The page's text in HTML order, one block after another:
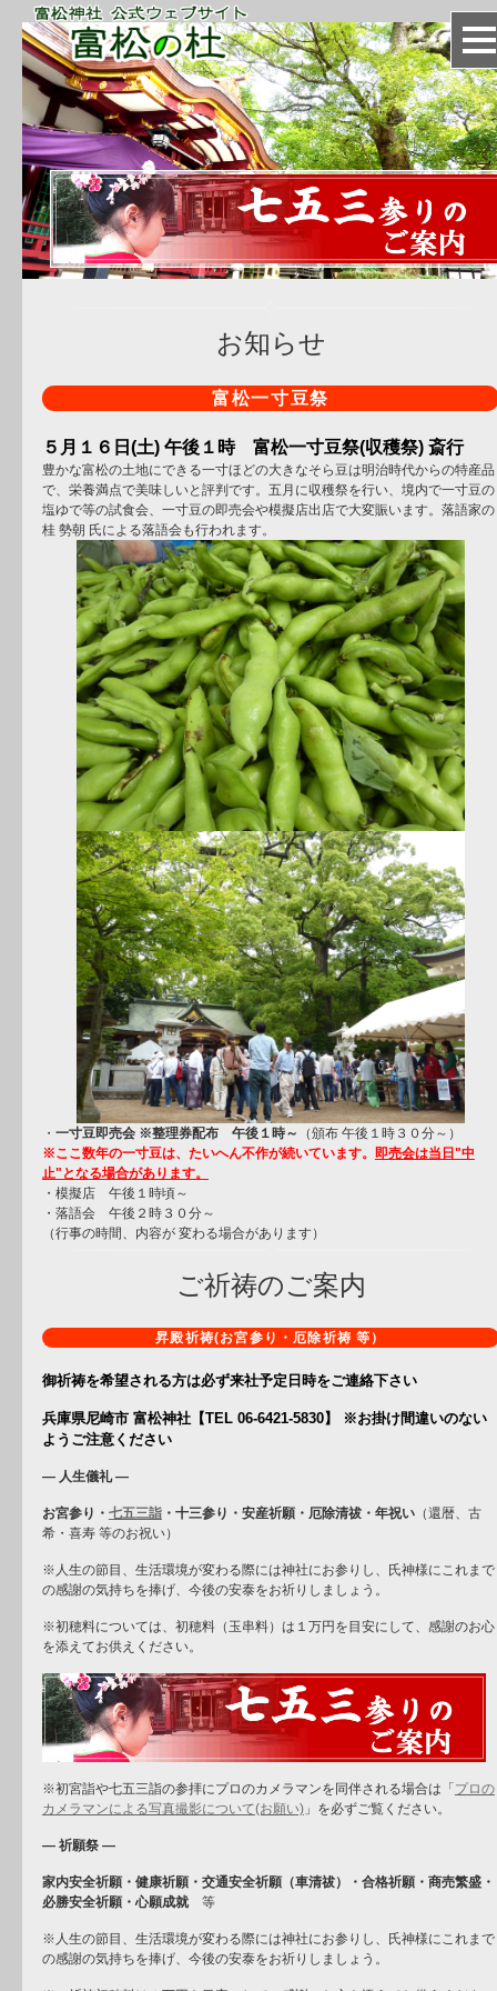
お知らせ
富松一寸豆祭
５月１６日(土) 午後１時 富松一寸豆祭(収穫祭) 斎行
豊かな富松の土地にできる一寸ほどの大きなそら豆は明治時代からの特産品
で、栄養満点で美味しいと評判です。五月に収穫祭を行い、境内で一寸豆の
塩ゆで等の試食会、一寸豆の即売会や模擬店出店で大変賑います。落語家の
桂 勢朝 氏による落語会も行われます。
・ 一寸豆即売会 ※整理券配布 午後１時～
（頒布 午後１時３０分～）
※ここ数年の一寸豆は、たいへん不作が続いています。
即売会は当日"中
止"となる場合があります。
・模擬店 午後１時頃～
・落語会 午後２時３０分～
（行事の時間、内容が 変わる場合があります）
ご祈祷のご案内
昇殿祈祷(お宮参り・厄除祈祷 等）
御祈祷を希望される方は必ず来社予定日時をご連絡下さい
兵庫県尼崎市 富松神社【TEL 06-6421-5830】 ※お掛け間違いのない
ようご注意ください
― 人生儀礼 ―
お宮参り・ 七五三詣・十三参り・安産祈願・厄除清祓・年祝い（還暦、古
希・喜寿 等のお祝い）
※人生の節目、生活環境が変わる際には神社にお参りし、氏神様にこれまで
の感謝の気持ちを捧げ、今後の安泰をお祈りしましょう。
※初穂料については、初穂料（玉串料）は１万円を目安にして、感謝のお心
を添えてお供えください。
※初宮詣や七五三詣の参拝にプロのカメラマンを同伴される場合は「プロの
カメラマンによる写真撮影について(お願い)」を必ずご覧ください。
― 祈願祭 ―
家内安全祈願・健康祈願・交通安全祈願（車清祓）・合格祈願・商売繁盛・
必勝安全祈願・心願成就等
※人生の節目、生活環境が変わる際には神社にお参りし、氏神様にこれまで
の感謝の気持ちを捧げ、今後の安泰をお祈りしましょう。